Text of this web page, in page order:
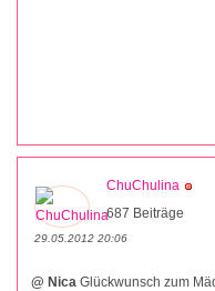
ChuChulina
687 Beiträge
29.05.2012 20:06
@ Nica Glückwunsch zum